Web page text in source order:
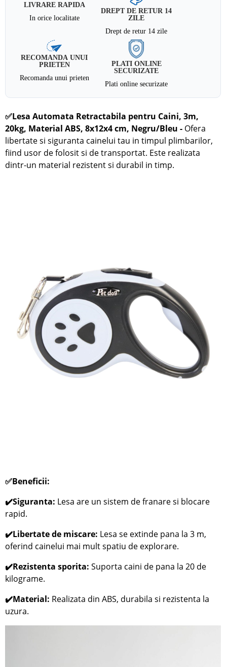
LIVRARE RAPIDA
In orice localitate
DREPT DE RETUR 14
ZILE
Drept de retur 14 zile
RECOMANDA UNUI
PRIETEN
Recomanda unui prieten
PLATI ONLINE
SECURIZATE
Plati online securizate
✅Lesa Automata Retractabila pentru Caini, 3m,
20kg, Material ABS, 8x12x4 cm, Negru/Bleu - Ofera
libertate si siguranta cainelui tau in timpul plimbarilor,
fiind usor de folosit si de transportat. Este realizata
dintr-un material rezistent si durabil in timp.
✅Beneficii:
✔️Siguranta: Lesa are un sistem de franare si blocare
rapid.
✔️Libertate de miscare: Lesa se extinde pana la 3 m,
oferind cainelui mai mult spatiu de explorare.
✔️Rezistenta sporita:Suporta caini de pana la 20 de
kilograme.
✔️Material: Realizata din ABS, durabila si rezistenta la
uzura.